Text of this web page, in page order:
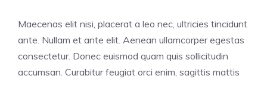
Maecenas elit nisi, placerat a leo nec, ultricies tincidunt
ante. Nullam et ante elit. Aenean ullamcorper egestas
consectetur. Donec euismod quam quis sollicitudin
accumsan. Curabitur feugiat orci enim, sagittis mattis